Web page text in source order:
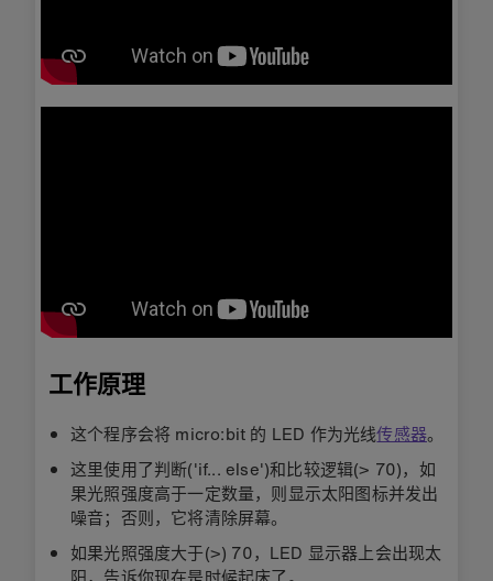
工作原理
这个程序会将 micro:bit 的 LED 作为光线传感器。
这里使用了判断('if... else')和比较逻辑(> 70)，如
果光照强度高于一定数量，则显示太阳图标并发出
噪音；否则，它将清除屏幕。
如果光照强度大于(>) 70，LED 显示器上会出现太